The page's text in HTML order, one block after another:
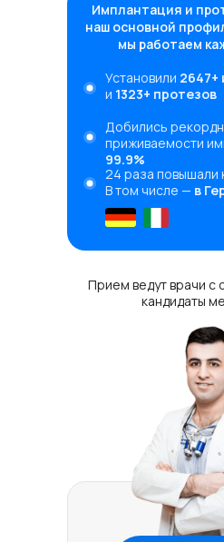
Прием ведут врачи с
кандидаты
Имплантация и
наш основной
мы работаем
Установили 2647+
и 1323+ протезов
Добились
приживаемости
99.9%
24 раза повышали
В том числе — в